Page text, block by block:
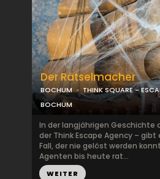
Der Rätselmacher
BOCHUM
THINK SQUARE -
BOCHUM
In der langjährigen Geschichte
der Think Escape Agency – gibt
Fall, der nie gelöst werden
Agenten bis heute rat...
WEITER